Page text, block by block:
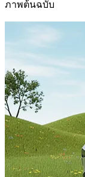
ภาพต้นฉบับ